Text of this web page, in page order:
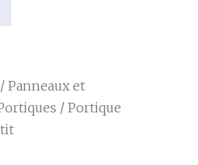
/ Panneaux et
/ Portique